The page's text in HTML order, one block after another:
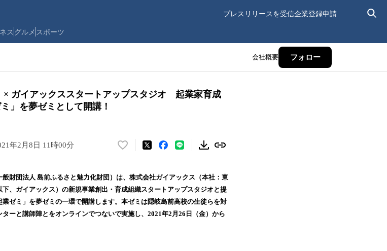
プレスリリースを受信企業登録申請
ス グルメ スポーツ
会社概要 フォロー
× ガイアックススタートアップスタジオ 起業家育成
」を夢ゼミとして開講！
年2月8日 11時00分
い
！
数
を
読
財団法人 島前ふるさと魅力化財団）は、株式会社ガイアックス（本社：東
、ガイアックス）の新規事業創出・育成組織スタートアップスタジオと提
ゼミ」を夢ゼミの一環で開講します。本ゼミは隠岐島前高校の生徒らを対
ーと講師陣とをオンラインでつないで実施し、2021年2月26日（金）から